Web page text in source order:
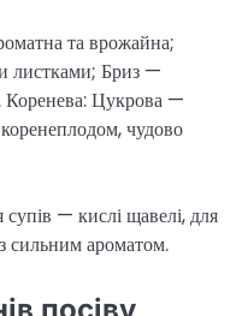
та врожайна;
листками; Бриз —
Коренева: Цукрова —
чудово
супів — кислі щавелі, для
сильним ароматом.